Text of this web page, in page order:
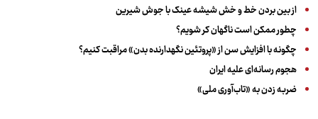
از بین بردن خط و خش شیشه عینک با جوش شیرین
چطور ممکن است ناگهان کر شویم؟
چگونه با افزایش سن از «پروتئین نگهدارنده بدن» مراقبت کنیم؟
هجوم رسانه‌ای علیه ایران
ضربه زدن به «تاب‌آوری ملی»